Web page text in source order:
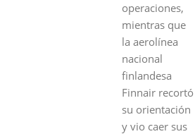
operaciones,
mientras que
la aerolínea
nacional
finlandesa
Finnair recortó
su orientación
y vio caer sus